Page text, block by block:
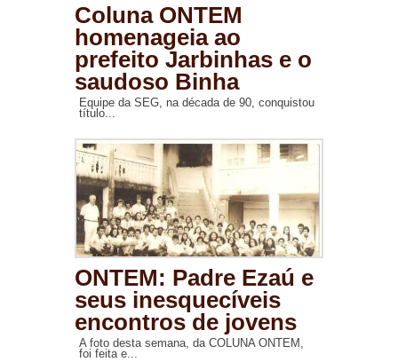
Coluna ONTEM
homenageia ao
prefeito Jarbinhas e o
saudoso Binha
Equipe da SEG, na década de 90, conquistou
título...
ONTEM: Padre Ezaú e
seus inesquecíveis
encontros de jovens
A foto desta semana, da COLUNA ONTEM,
foi feita e...